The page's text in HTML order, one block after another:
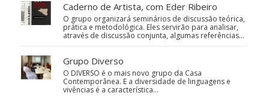
Caderno de Artista, com Eder Ribeiro
O grupo organizará seminários de discussão teórica,
prática e metodológica. Eles servirão para analisar,
através de discussão conjunta, algumas referências…
Grupo Diverso
O DIVERSO é o mais novo grupo da Casa
Contemporânea. E a diversidade de linguagens e
vivências é a característica…